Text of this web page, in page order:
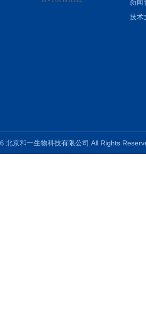
新闻
技术
北京和一生物科技有限公司 All Rights